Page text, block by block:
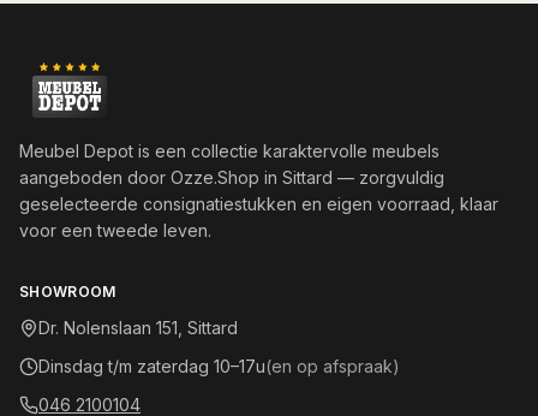
Meubel Depot is een collectie karaktervolle meubels
aangeboden door Ozze.Shop in Sittard — zorgvuldig
geselecteerde consignatiestukken en eigen voorraad, klaar
voor een tweede leven.
SHOWROOM
Dr. Nolenslaan 151, Sittard
Dinsdag t/m zaterdag 10–17u(en op afspraak)
046 2100104